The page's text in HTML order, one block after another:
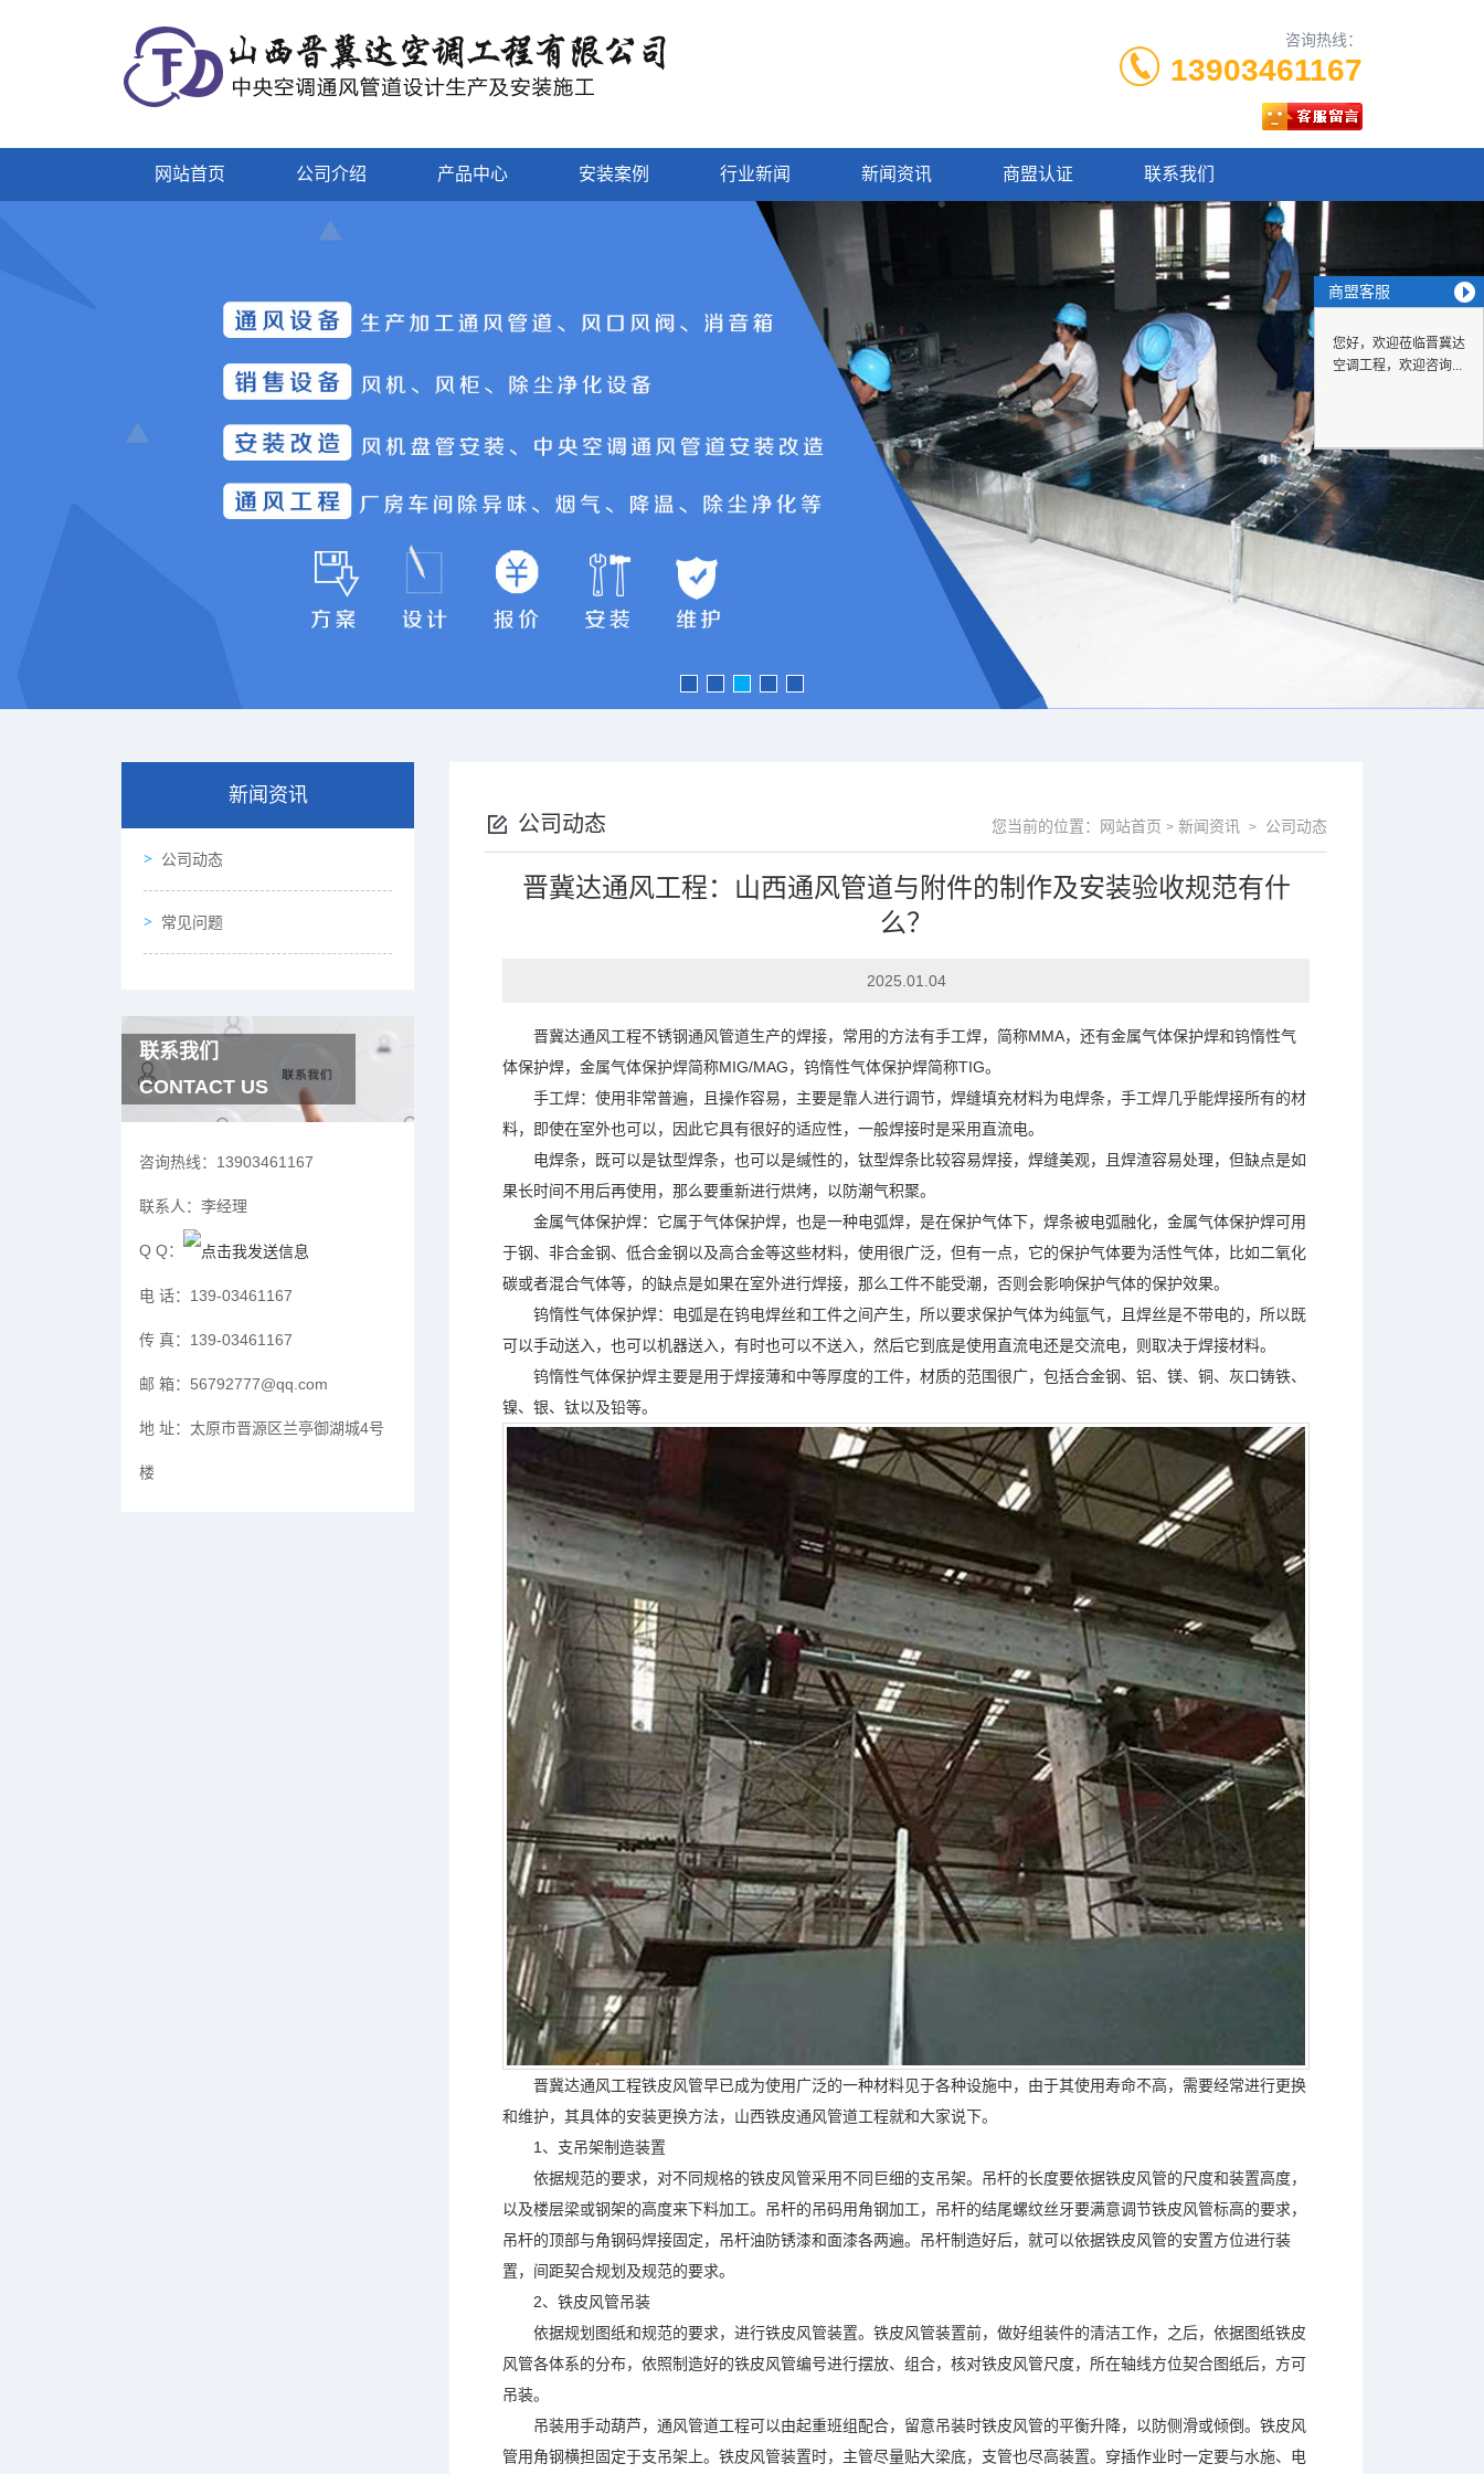
咨询热线：
13903461167
网站首页 公司介绍 产品中心 安装案例 行业新闻 新闻资讯 商盟认证 联系我们
新闻资讯
公司动态
常见问题
联系我们
CONTACT US
咨询热线： 13903461167
联系人： 李经理
Q Q：
电 话： 139-03461167
传 真： 139-03461167
邮 箱： 56792777@qq.com
地 址： 太原市晋源区兰亭御湖城4号
楼
公司动态 您当前的位置： 网站首页 > 新闻资讯 > 公司动态
晋冀达通风工程：山西通风管道与附件的制作及安装验收规范有什
么？
2025.01.04
晋冀达通风工程不锈钢通风管道生产的焊接，常用的方法有手工焊，简称MMA，还有金属气体保护焊和钨惰性气
体保护焊，金属气体保护焊简称MIG/MAG，钨惰性气体保护焊简称TIG。
手工焊： 使用非常普遍，且操作容易，主要是靠人进行调节，焊缝填充材料为电焊条，手工焊几乎能焊接所有的材
料，即使在室外也可以，因此它具有很好的适应性，一般焊接时是采用直流电。
电焊条，既可以是钛型焊条，也可以是缄性的，钛型焊条比较容易焊接，焊缝美观，且焊渣容易处理，但缺点是如
果长时间不用后再使用，那么要重新进行烘烤，以防潮气积聚。
金属气体保护焊： 它属于气体保护焊，也是一种电弧焊，是在保护气体下，焊条被电弧融化，金属气体保护焊可用
于钢、非合金钢、低合金钢以及高合金等这些材料，使用很广泛，但有一点，它的保护气体要为活性气体，比如二氧化
碳或者混合气体等，的缺点是如果在室外进行焊接，那么工件不能受潮，否则会影响保护气体的保护效果。
钨惰性气体保护焊： 电弧是在钨电焊丝和工件之间产生，所以要求保护气体为纯氩气，且焊丝是不带电的，所以既
可以手动送入，也可以机器送入，有时也可以不送入，然后它到底是使用直流电还是交流电，则取决于焊接材料。
钨惰性气体保护焊主要是用于焊接薄和中等厚度的工件，材质的范围很广，包括合金钢、铝、镁、铜、灰口铸铁、
镍、银、钛以及铅等。
晋冀达通风工程铁皮风管早已成为使用广泛的一种材料见于各种设施中，由于其使用寿命不高，需要经常进行更换
和维护，其具体的安装更换方法，山西铁皮通风管道工程就和大家说下。
1、支吊架制造装置
依据规范的要求，对不同规格的铁皮风管采用不同巨细的支吊架。吊杆的长度要依据铁皮风管的尺度和装置高度，
以及楼层梁或钢架的高度来下料加工。吊杆的吊码用角钢加工，吊杆的结尾螺纹丝牙要满意调节铁皮风管标高的要求，
吊杆的顶部与角钢码焊接固定，吊杆油防锈漆和面漆各两遍。吊杆制造好后，就可以依据铁皮风管的安置方位进行装
置，间距契合规划及规范的要求。
2、铁皮风管吊装
依据规划图纸和规范的要求，进行铁皮风管装置。铁皮风管装置前，做好组装件的清洁工作，之后，依据图纸铁皮
风管各体系的分布，依照制造好的铁皮风管编号进行摆放、组合，核对铁皮风管尺度，所在轴线方位契合图纸后，方可
吊装。
吊装用手动葫芦，通风管道工程可以由起重班组配合，留意吊装时铁皮风管的平衡升降，以防侧滑或倾倒。铁皮风
管用角钢横担固定于支吊架上。铁皮风管装置时，主管尽量贴大梁底，支管也尽高装置。穿插作业时一定要与水施、电
商盟客服
您好，欢迎莅临晋冀达
空调工程，欢迎咨询...